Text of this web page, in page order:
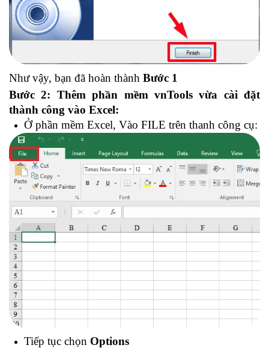
Như vậy, bạn đã hoàn thành Bước 1
Bước 2: Thêm phần mềm vnTools vừa cài đặt
thành công vào Excel:
Ở phần mềm Excel, Vào FILE trên thanh công cụ:
Tiếp tục chọn Options